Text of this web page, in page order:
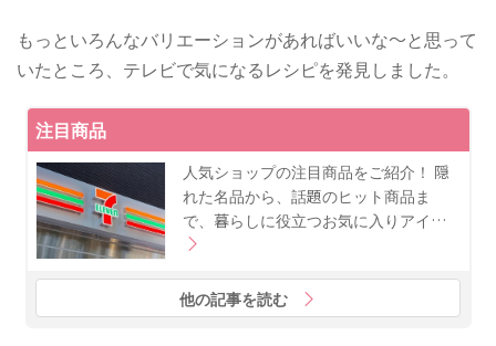
もっといろんなバリエーションがあればいいな〜と思って
いたところ、テレビで気になるレシピを発見しました。
注目商品
人気ショップの注目商品をご紹介！ 隠
れた名品から、話題のヒット商品ま
で、暮らしに役立つお気に入りアイ…
他の記事を読む